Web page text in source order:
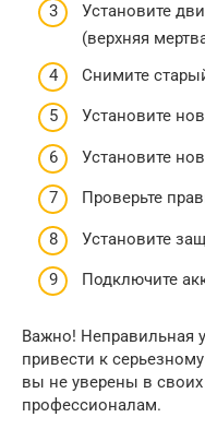
Установите
(верхняя
Снимите
Установите
Установите
Проверьте
Установите
Подключите
Важно! Неправильная
привести к
вы не уверены в своих
профессионалам.